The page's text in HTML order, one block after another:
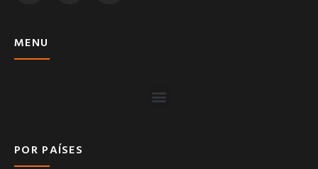
MENU
POR PAÍSES